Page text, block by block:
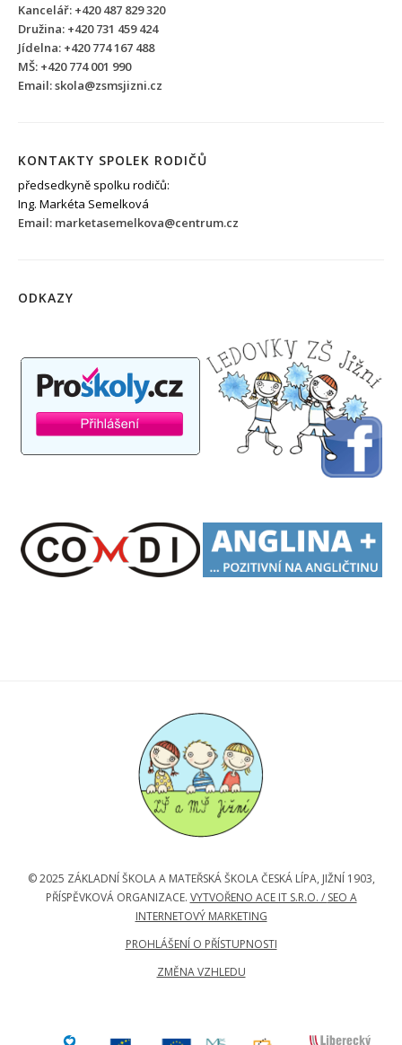
Kancelář: +420 487 829 320
Družina: +420 731 459 424
Jídelna: +420 774 167 488
MŠ: +420 774 001 990
Email: skola@zsmsjizni.cz
KONTAKTY SPOLEK RODIČŮ
předsedkyně spolku rodičů:
Ing. Markéta Semelková
Email: marketasemelkova@centrum.cz
ODKAZY
© 2025 ZÁKLADNÍ ŠKOLA A MATEŘSKÁ ŠKOLA ČESKÁ LÍPA, JIŽNÍ 1903,
PŘÍSPĚVKOVÁ ORGANIZACE. VYTVOŘENO ACE IT S.R.O. / SEO A
INTERNETOVÝ MARKETING
PROHLÁŠENÍ O PŘÍSTUPNOSTI
ZMĚNA VZHLEDU